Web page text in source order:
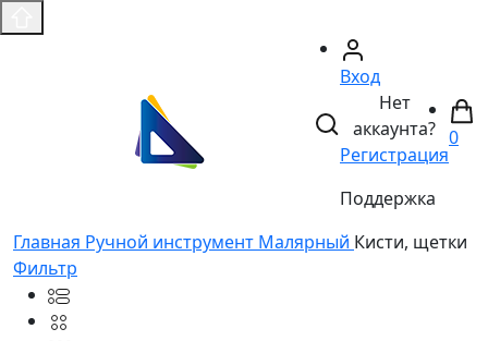
Вход
Нет
аккаунта?
Регистрация
Поддержка
0
Главная Ручной инструмент Малярный Кисти, щетки
Фильтр